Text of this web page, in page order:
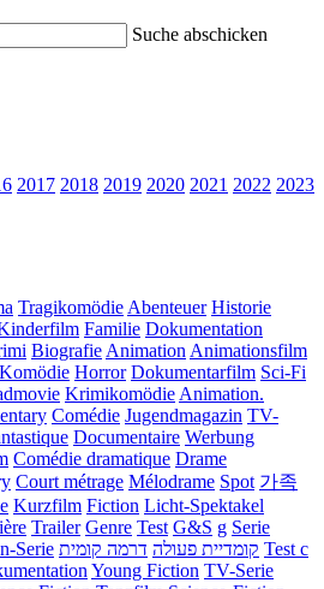
Suche abschicken
2017 2018 2019 2020 2021 2022 2023
Tragikomödie Abenteuer Historie
Familie Dokumentation
Biografie Animation Animationsfilm
Horror Dokumentarfilm Sci-Fi
Krimikomödie Animation.
Comédie Jugendmagazin TV-
Documentaire Werbung
Comédie dramatique Drame
Court métrage Mélodrame Spot 가족
Kurzfilm Fiction Licht-Spektakel
Trailer Genre Test G&S g Serie
Serie קומדיית פעולה דרמה קומית
Test c
Young Fiction TV-Serie